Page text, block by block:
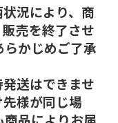
況により、商
売を終了させ
らかじめご了承
送はできませ
様が同じ場
商品によりお届